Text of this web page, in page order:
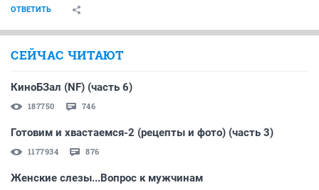
отказался
неделю, реакция была другой, зато у меня эфория
прошла, так как я с первого раза поняла, что это оно,
счастливый момент оказался каким-то смазанным
guru
18 января 2013 Businka_88